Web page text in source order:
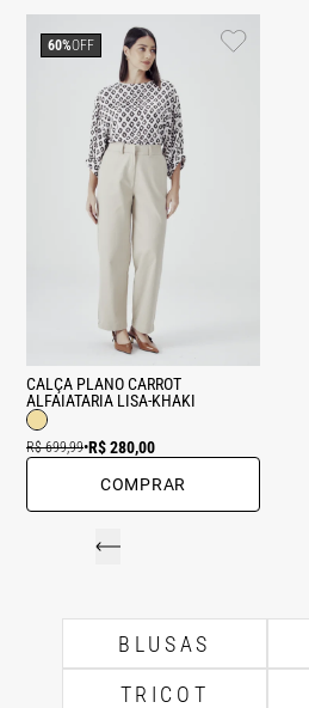
CALÇA PLANO CARROT
ALFAIATARIA LISA-KHAKI
R$ 699,99•R$ 280,00
60%OFF
COMPRAR
BLUSAS
TRICOT